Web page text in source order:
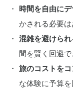
時間を自由に
かされる必要は
混雑を避けられ
間を賢く回避で
旅のコストを
な体験に予算を